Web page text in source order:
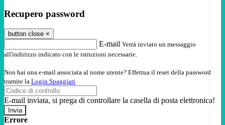
Recupero password
button close ×
E-mail Verrà inviato un messaggio
all'indirizzo indicato con le istruzioni necessarie.
Non hai una e-mail associata al nome utente? Effettua il reset della password
tramite la Login Spaggiari
E-mail inviata, si prega di controllare la casella di posta elettronica!
Errore